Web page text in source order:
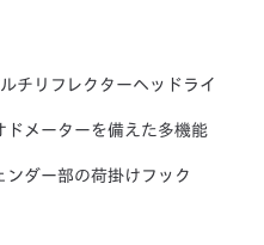
チリフレクターヘッドライ
ドメーターを備えた多機能
ダー部の荷掛けフック